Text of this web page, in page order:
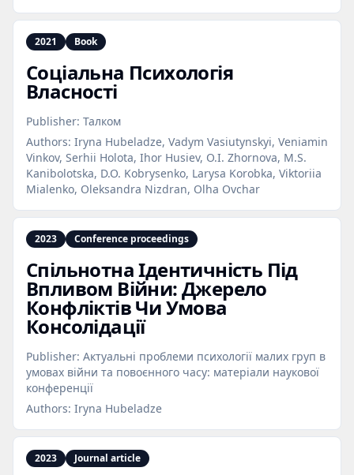
2021 Book
Соціальна Психологія
Власності
Publisher: Талком
Authors: Iryna Hubeladze, Vadym Vasiutynskyi, Veniamin
Vinkov, Serhii Holota, Ihor Husiev, O.I. Zhornova, M.S.
Kanibolotska, D.O. Kobrysenko, Larysa Korobka, Viktoriia
Mialenko, Oleksandra Nizdran, Olha Ovchar
2023 Conference proceedings
Спільнотна Ідентичність Під
Впливом Війни: Джерело
Конфліктів Чи Умова
Консолідації
Publisher: Актуальні проблеми психології малих груп в
умовах війни та повоєнного часу: матеріали наукової
конференції
Authors: Iryna Hubeladze
2023 Journal article